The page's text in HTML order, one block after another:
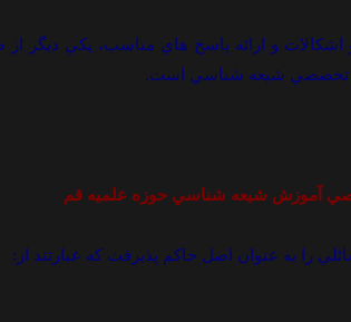
اشکالات و ارائه پاسخ هاي مناسب، يکي ديگر
تخصصي شيعه شناسي است.
را به عنوان اصل حاکم پذيرفت که عبارتند از: